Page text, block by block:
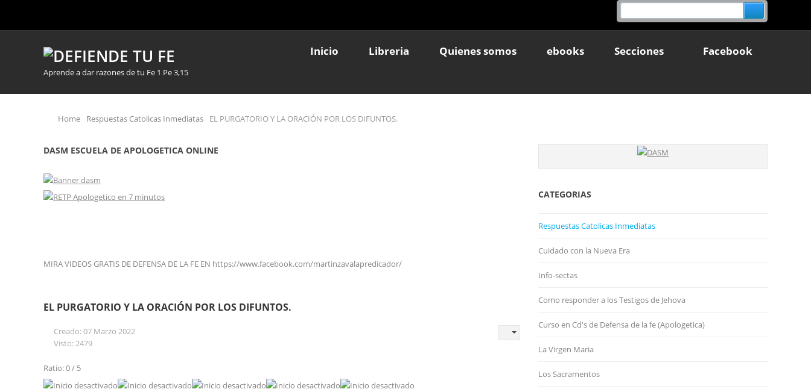
Aprende a dar razones de tu Fe 1 Pe 3,15
Inicio Libreria Quienes somos ebooks Secciones Facebook
Home Respuestas Catolicas Inmediatas EL PURGATORIO Y LA ORACIÓN POR LOS DIFUNTOS.
DASM ESCUELA DE APOLOGETICA ONLINE
MIRA VIDEOS GRATIS DE DEFENSA DE LA FE EN https://www.facebook.com/martinzavalapredicador/
EL PURGATORIO Y LA ORACIÓN POR LOS DIFUNTOS.
Creado: 07 Marzo 2022
Visto: 2479
Ratio: 0 / 5
CATEGORIAS
Respuestas Catolicas Inmediatas
Cuidado con la Nueva Era
Info-sectas
Como responder a los Testigos de Jehova
Curso en Cd's de Defensa de la fe (Apologetica)
La Virgen Maria
Los Sacramentos